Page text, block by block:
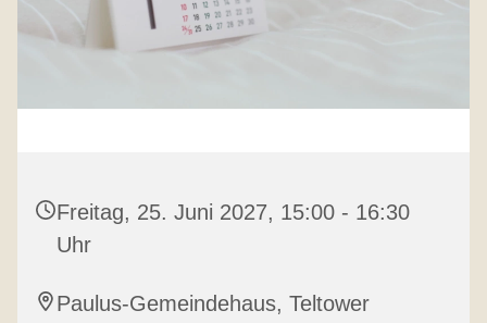
Freitag, 25. Juni 2027, 15:00 - 16:30
Uhr
Paulus-Gemeindehaus, Teltower